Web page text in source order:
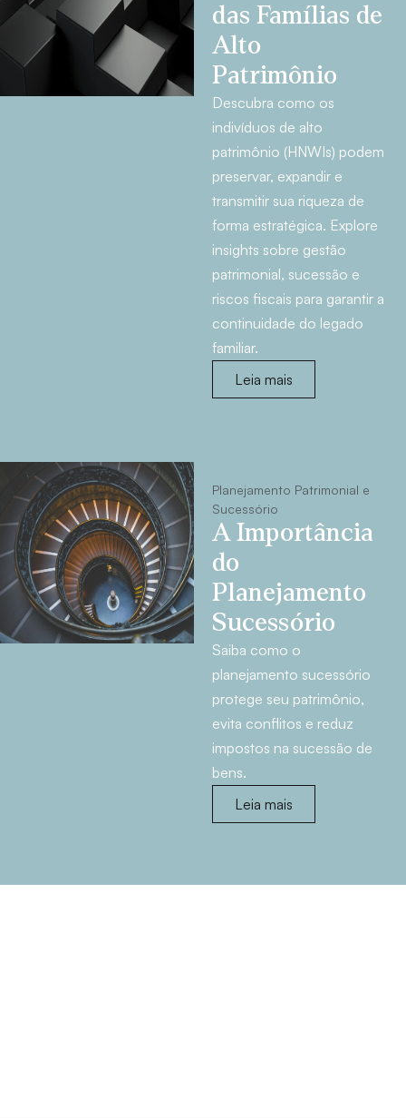
das Famílias de
Alto
Patrimônio
Descubra como os
indivíduos de alto
patrimônio (HNWIs) podem
preservar, expandir e
transmitir sua riqueza de
forma estratégica. Explore
insights sobre gestão
patrimonial, sucessão e
riscos fiscais para garantir a
continuidade do legado
familiar.
Leia mais
Planejamento Patrimonial e
Sucessório
A Importância
do
Planejamento
Sucessório
Saiba como o
planejamento sucessório
protege seu patrimônio,
evita conflitos e reduz
impostos na sucessão de
bens.
Leia mais